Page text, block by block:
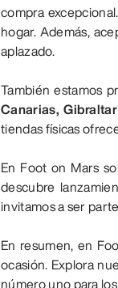
compra
hogar. Además,
aplazado.
También estamos
Canarias,
tiendas físicas
En Foot on Mars
descubre
invitamos a ser
En resumen, en
ocasión. Explora
número uno para